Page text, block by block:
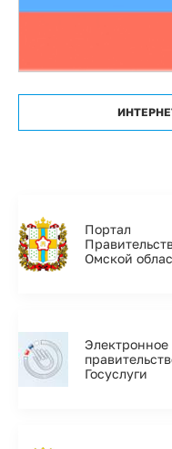
Портал
Омской
Электронное
Госуслуги